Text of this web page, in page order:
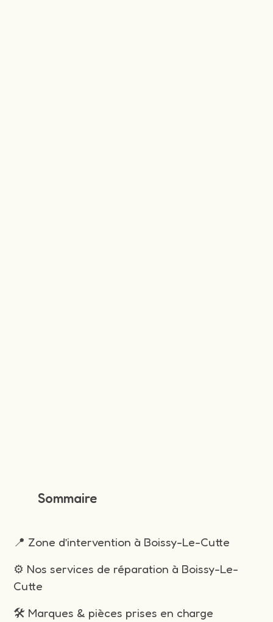
Sommaire
📍 Zone d’intervention à Boissy-Le-Cutte
⚙️ Nos services de réparation à Boissy-Le-
Cutte
🛠️ Marques & pièces prises en charge